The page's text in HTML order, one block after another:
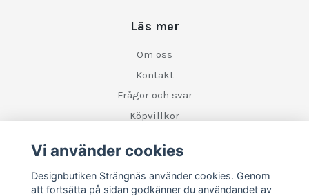
Läs mer
Om oss
Kontakt
Frågor och svar
Köpvillkor
Sociala medier
Vi använder cookies
Designbutiken Strängnäs använder cookies. Genom
att fortsätta på sidan godkänner du användandet av